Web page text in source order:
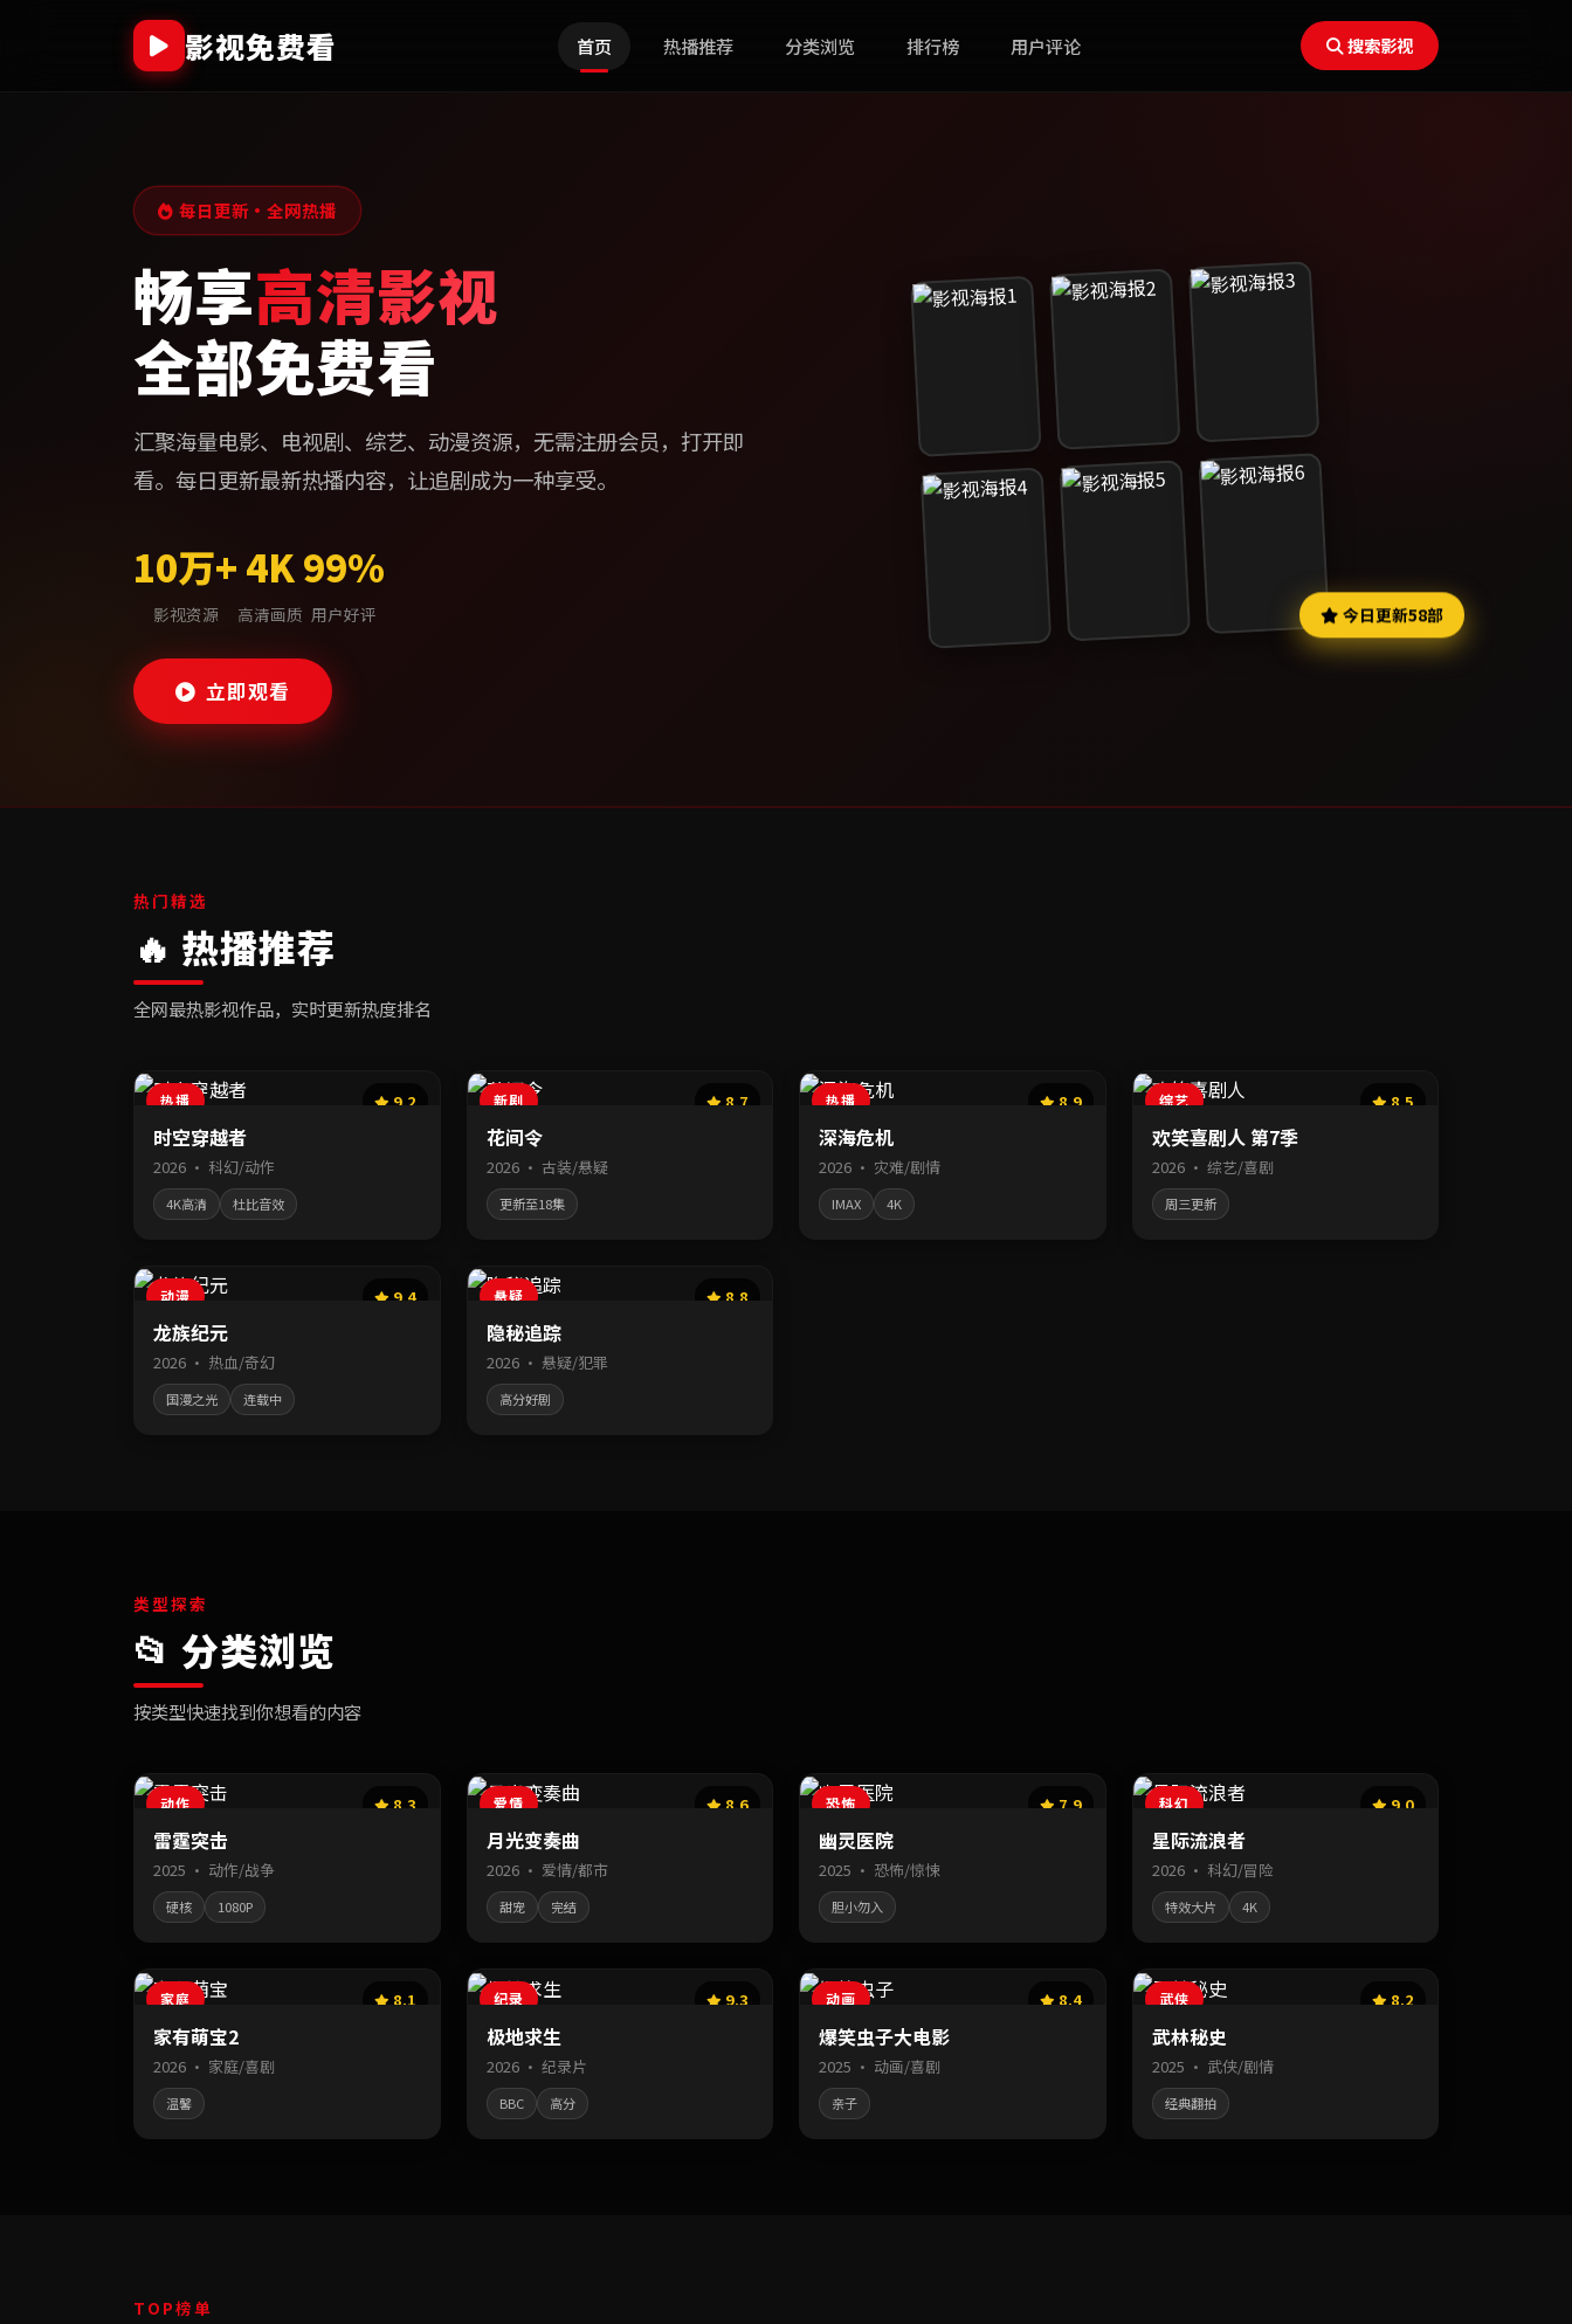
影视免费看 首页 热播推荐 分类浏览 排行榜 用户评论 搜索影视
每日更新·全网热播
畅享高清影视
全部免费看
汇聚海量电影、电视剧、综艺、动漫资源，无需注册会员，打开即
看。每日更新最新热播内容，让追剧成为一种享受。
10万+
影视资源
4K
高清画质
99%
用户好评
立即观看
今日更新58部
热门精选
🔥 热播推荐
全网最热影视作品，实时更新热度排名
热播 9.2
时空穿越者
2026 · 科幻/动作
4K高清 杜比音效
新剧 8.7
花间令
2026 · 古装/悬疑
更新至18集
热播 8.9
深海危机
2026 · 灾难/剧情
IMAX 4K
综艺 8.5
欢笑喜剧人 第7季
2026 · 综艺/喜剧
周三更新
动漫 9.4
龙族纪元
2026 · 热血/奇幻
国漫之光 连载中
悬疑 8.8
隐秘追踪
2026 · 悬疑/犯罪
高分好剧
类型探索
📂 分类浏览
按类型快速找到你想看的内容
动作 8.3
雷霆突击
2025 · 动作/战争
硬核 1080P
爱情 8.6
月光变奏曲
2026 · 爱情/都市
甜宠 完结
恐怖 7.9
幽灵医院
2025 · 恐怖/惊悚
胆小勿入
科幻 9.0
星际流浪者
2026 · 科幻/冒险
特效大片 4K
家庭 8.1
家有萌宝2
2026 · 家庭/喜剧
温馨
纪录 9.3
极地求生
2026 · 纪录片
BBC 高分
动画 8.4
爆笑虫子大电影
2025 · 动画/喜剧
亲子
武侠 8.2
武林秘史
2025 · 武侠/剧情
经典翻拍
TOP榜单